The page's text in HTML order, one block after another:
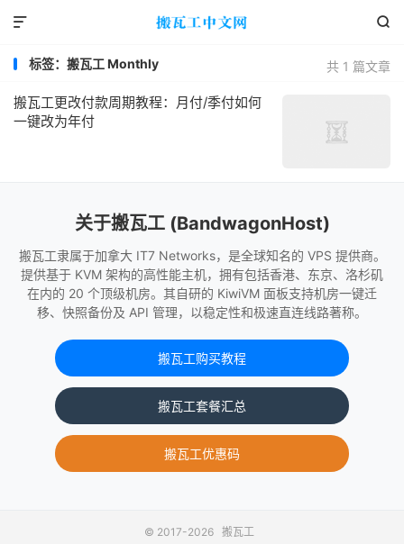


共 1 篇文章
标签：搬瓦工 Monthly
搬瓦工更改付款周期教程：月付/季付如何
一键改为年付
关于搬瓦工 (BandwagonHost)
搬瓦工隶属于加拿大 IT7 Networks，是全球知名的 VPS 提供商。
提供基于 KVM 架构的高性能主机，拥有包括香港、东京、洛杉矶
在内的 20 个顶级机房。其自研的 KiwiVM 面板支持机房一键迁
移、快照备份及 API 管理，以稳定性和极速直连线路著称。
搬瓦工购买教程
搬瓦工套餐汇总
搬瓦工优惠码
© 2017-2026 搬瓦工